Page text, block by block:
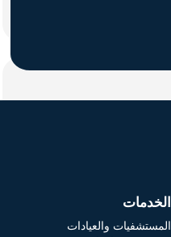
الخدمات
المستشفيات والعيادات